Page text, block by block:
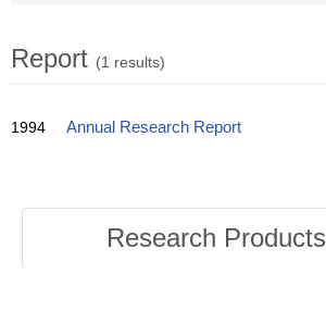
Report (1 results)
1994 Annual Research Report
Research Products